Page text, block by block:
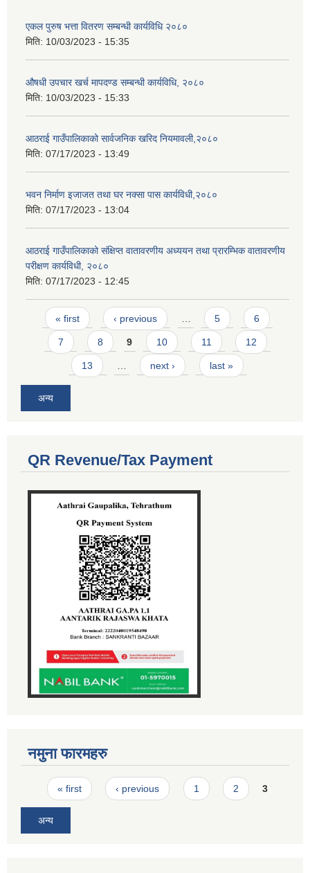
एकल पुरुष भत्ता वितरण सम्बन्धी कार्यविधि २०८०
मिति: 10/03/2023 - 15:35
औषधी उपचार खर्च मापदण्ड सम्बन्धी कार्यविधि, २०८०
मिति: 10/03/2023 - 15:33
आठराई गाउँपालिकाको सार्वजनिक खरिद नियमावली,२०८०
मिति: 07/17/2023 - 13:49
भवन निर्माण इजाजत तथा घर नक्सा पास कार्यविधी,२०८०
मिति: 07/17/2023 - 13:04
आठराई गाउँपालिकाको संक्षिप्त वातावरणीय अध्ययन तथा प्रारम्भिक वातावरणीय
परीक्षण कार्यविधी, २०८०
मिति: 07/17/2023 - 12:45
Pages
« first ‹ previous … 5 6
7 8 9 10 11 12
13 … next › last »
अन्य
QR Revenue/Tax Payment
नमुना फारमहरु
Pages
« first ‹ previous 1 2 3
अन्य